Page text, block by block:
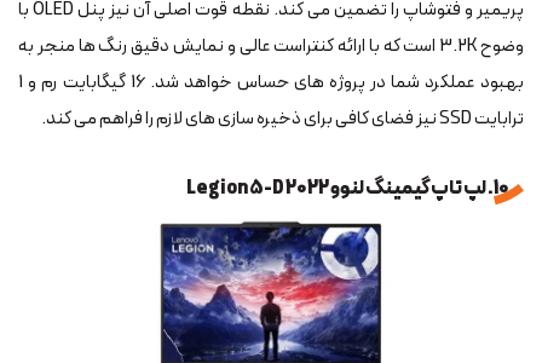
پریمیر و فتوشاپ را تضمین می کند. نقطه قوت اصلی آن نیز پنل OLED با
وضوح 3.2K است که با ارائه کنتراست عالی و نمایش دقیق رنگ ها منجر به
بهبود عملکرد شما در پروژه های حساس خواهد شد. 16 گیگابایت رم و 1
ترابایت SSD نیز فضای کافی برای ذخیره سازی های لازم را فراهم می کند.
10. لپ تاپ گیمینگ لنوو Legion 5-D 2022